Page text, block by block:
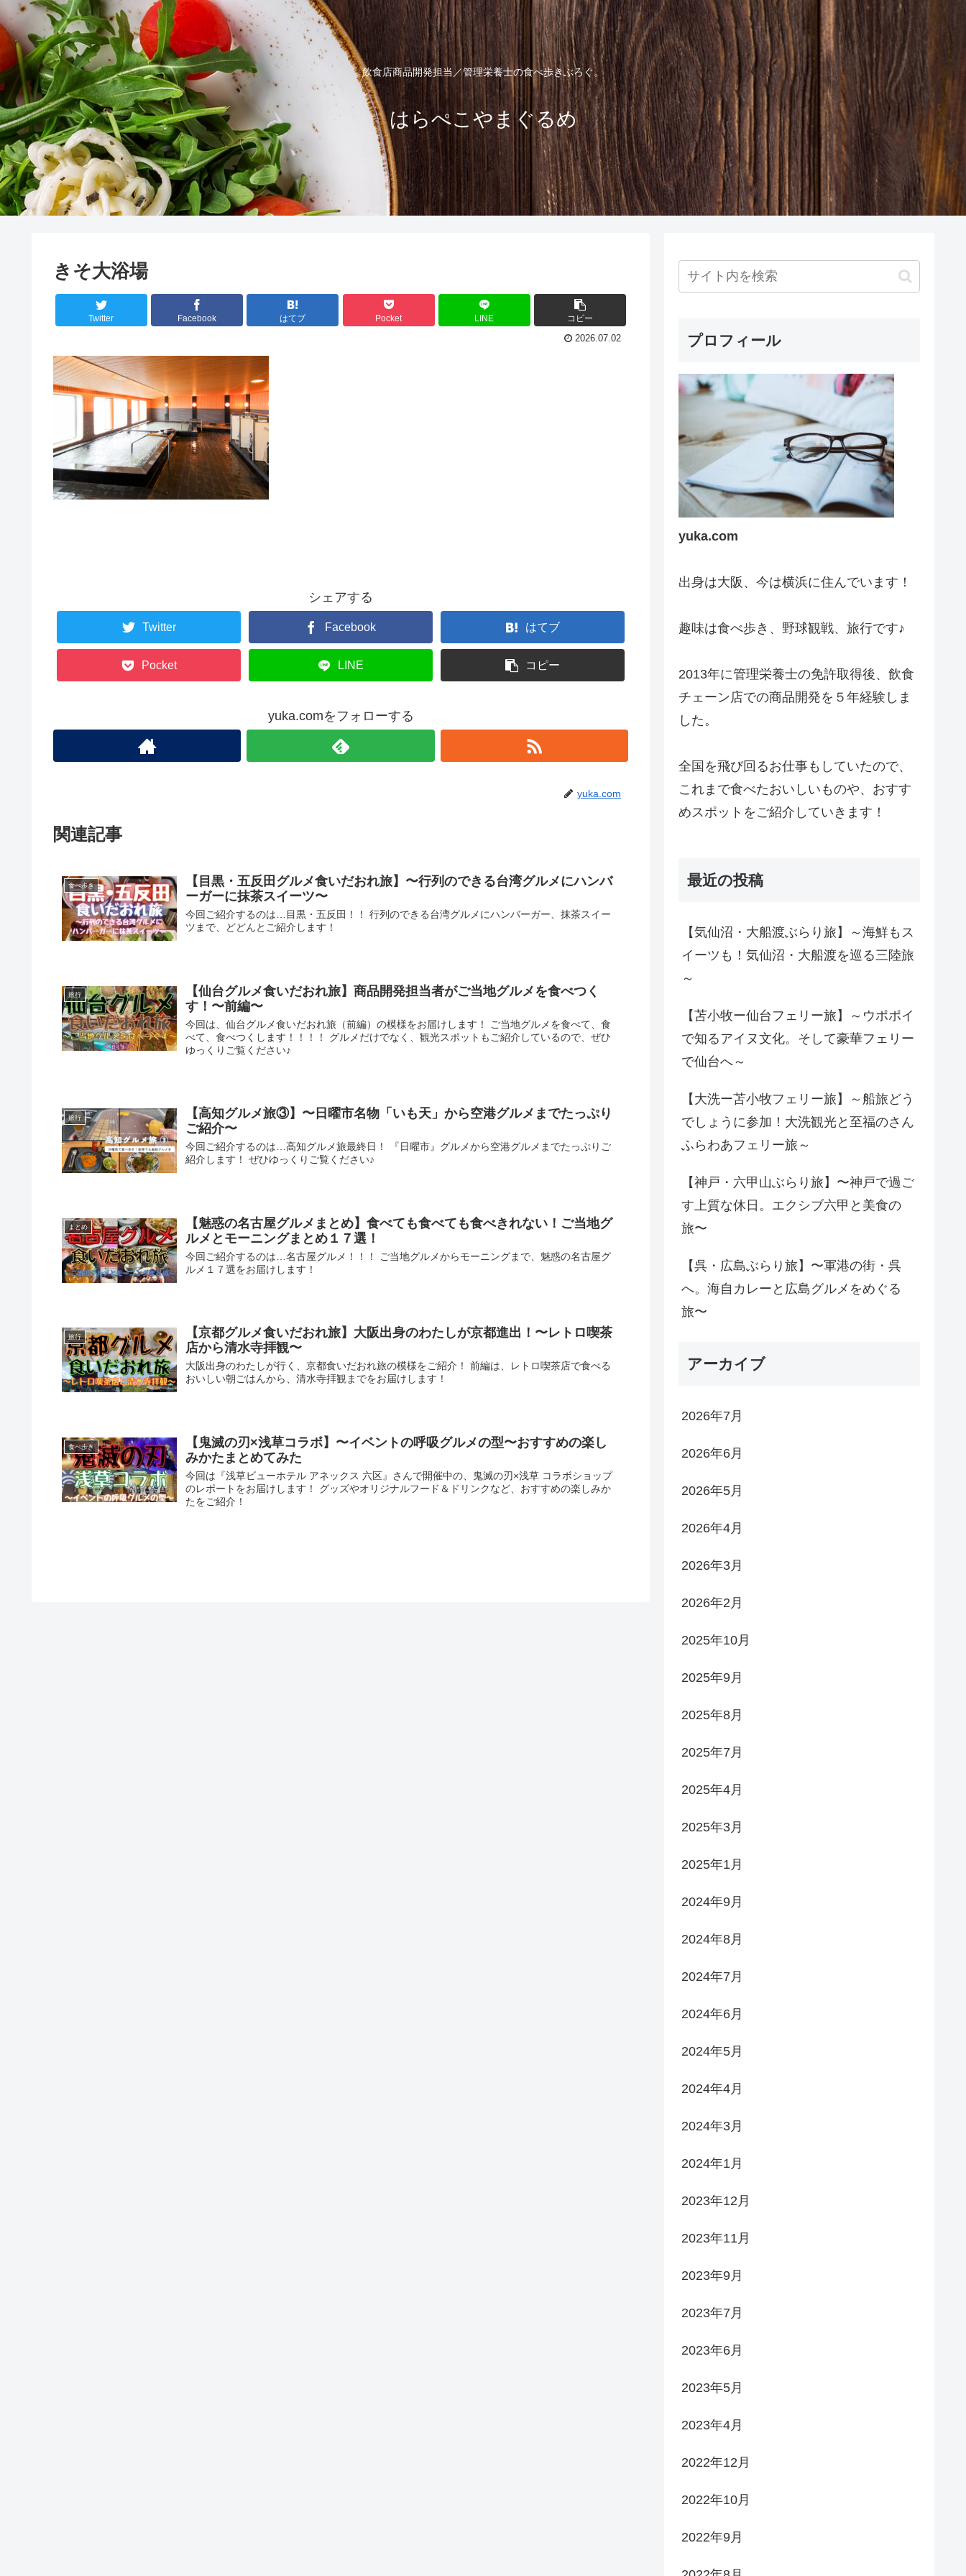
飲食店商品開発担当／管理栄養士の食べ歩きぶろぐ。
はらぺこやまぐるめ
きそ大浴場
Twitter Facebook はてブ Pocket LINE コピー
2026.07.02
シェアする
Twitter Facebook はてブ
Pocket LINE コピー
yuka.comをフォローする
yuka.com
関連記事
食べ歩き
【目黒・五反田グルメ食いだおれ旅】〜行列のできる台湾グルメにハンバ
ーガーに抹茶スイーツ〜
今回ご紹介するのは…目黒・五反田！！ 行列のできる台湾グルメにハンバーガー、抹茶スイー
ツまで、どどんとご紹介します！
旅行
【仙台グルメ食いだおれ旅】商品開発担当者がご当地グルメを食べつく
す！〜前編〜
今回は、仙台グルメ食いだおれ旅（前編）の模様をお届けします！ ご当地グルメを食べて、食
べて、食べつくします！！！！ グルメだけでなく、観光スポットもご紹介しているので、ぜひ
ゆっくりご覧ください♪
旅行
【高知グルメ旅③】〜日曜市名物「いも天」から空港グルメまでたっぷり
ご紹介〜
今回ご紹介するのは…高知グルメ旅最終日！ 『日曜市』グルメから空港グルメまでたっぷりご
紹介します！ ぜひゆっくりご覧ください♪
まとめ
【魅惑の名古屋グルメまとめ】食べても食べても食べきれない！ご当地グ
ルメとモーニングまとめ１７選！
今回ご紹介するのは…名古屋グルメ！！！ ご当地グルメからモーニングまで、魅惑の名古屋グ
ルメ１７選をお届けします！
旅行
【京都グルメ食いだおれ旅】大阪出身のわたしが京都進出！〜レトロ喫茶
店から清水寺拝観〜
大阪出身のわたしが行く、京都食いだおれ旅の模様をご紹介！ 前編は、レトロ喫茶店で食べる
おいしい朝ごはんから、清水寺拝観までをお届けします！
食べ歩き
【鬼滅の刃×浅草コラボ】〜イベントの呼吸グルメの型〜おすすめの楽し
みかたまとめてみた
今回は『浅草ビューホテル アネックス 六区』さんで開催中の、鬼滅の刃×浅草 コラボショップ
のレポートをお届けします！ グッズやオリジナルフード＆ドリンクなど、おすすめの楽しみか
たをご紹介！
プロフィール
yuka.com
出身は大阪、今は横浜に住んでいます！
趣味は食べ歩き、野球観戦、旅行です♪
2013年に管理栄養士の免許取得後、飲食
チェーン店での商品開発を５年経験しま
した。
全国を飛び回るお仕事もしていたので、
これまで食べたおいしいものや、おすす
めスポットをご紹介していきます！
最近の投稿
【気仙沼・大船渡ぶらり旅】～海鮮もス
イーツも！気仙沼・大船渡を巡る三陸旅
～
【苫小牧ー仙台フェリー旅】～ウポポイ
で知るアイヌ文化。そして豪華フェリー
で仙台へ～
【大洗ー苫小牧フェリー旅】～船旅どう
でしょうに参加！大洗観光と至福のさん
ふらわあフェリー旅～
【神戸・六甲山ぶらり旅】〜神戸で過ご
す上質な休日。エクシブ六甲と美食の
旅〜
【呉・広島ぶらり旅】〜軍港の街・呉
へ。海自カレーと広島グルメをめぐる
旅〜
アーカイブ
2026年7月
2026年6月
2026年5月
2026年4月
2026年3月
2026年2月
2025年10月
2025年9月
2025年8月
2025年7月
2025年4月
2025年3月
2025年1月
2024年9月
2024年8月
2024年7月
2024年6月
2024年5月
2024年4月
2024年3月
2024年1月
2023年12月
2023年11月
2023年9月
2023年7月
2023年6月
2023年5月
2023年4月
2022年12月
2022年10月
2022年9月